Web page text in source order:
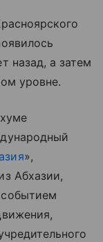
назад, а затем
уровне.
»,
Абхазии,